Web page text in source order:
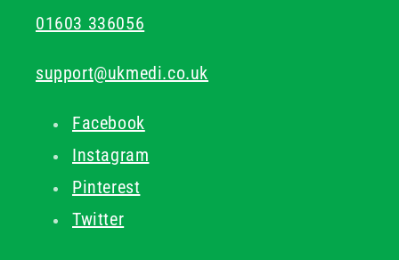
01603 336056
support@ukmedi.co.uk
Facebook
Instagram
Pinterest
Twitter